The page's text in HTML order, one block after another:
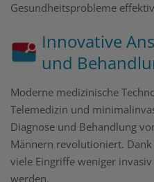
Gesundheitsprobleme
Innovative
und
Moderne medizinische
Telemedizin und
Diagnose und Behandlung
Männern revolutioniert.
viele Eingriffe weniger
werden.